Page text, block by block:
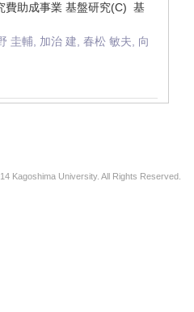
費助成事業 基盤研究(C) 基
圭輔, 加治 建, 春松 敏夫, 向
Kagoshima University. All Rights Reserved.